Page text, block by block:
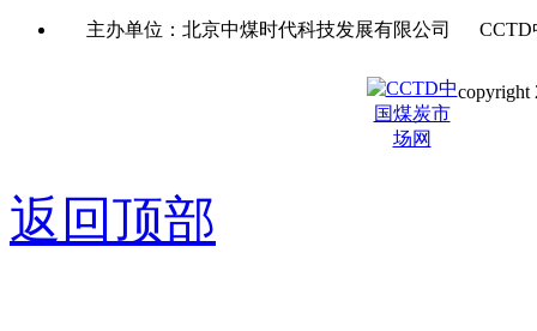
主办单位：北京中煤时代科技发展有限公司
copyright
返回顶部